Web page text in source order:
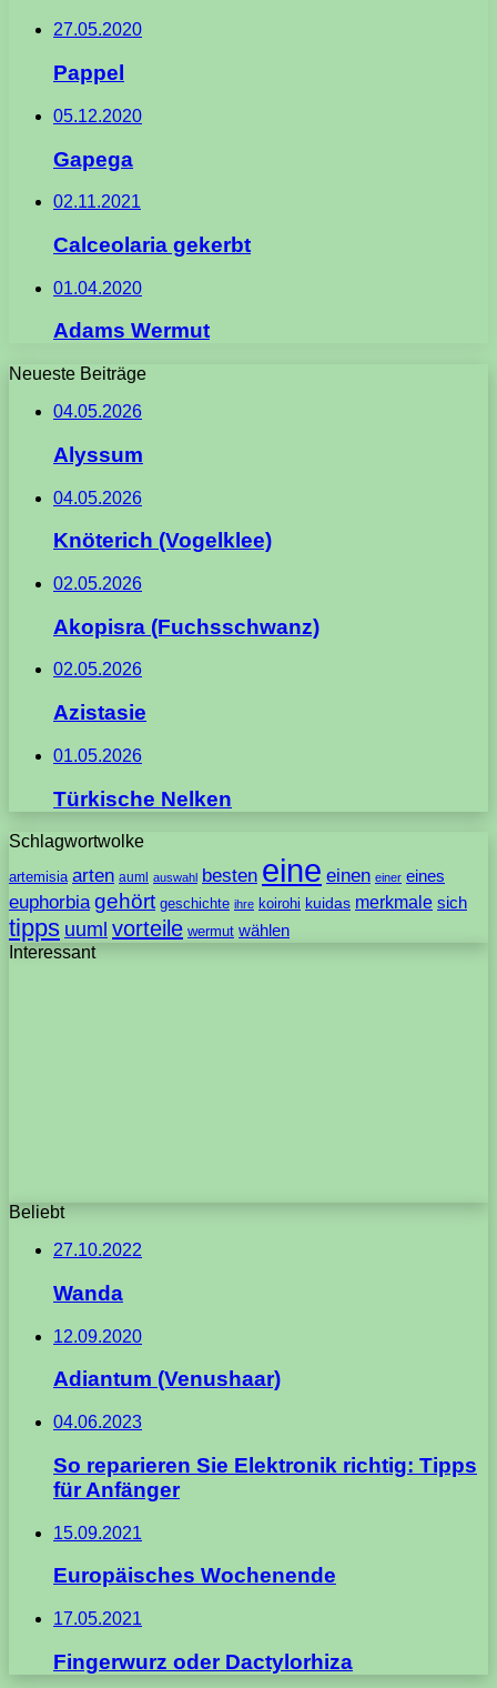
27.05.2020
Pappel
05.12.2020
Gapega
02.11.2021
Calceolaria gekerbt
01.04.2020
Adams Wermut
Neueste Beiträge
04.05.2026
Alyssum
04.05.2026
Knöterich (Vogelklee)
02.05.2026
Akopisra (Fuchsschwanz)
02.05.2026
Azistasie
01.05.2026
Türkische Nelken
Schlagwortwolke
artemisia arten auml auswahl besten eine einen einer eines
euphorbia gehört geschichte ihre koirohi kuidas merkmale sich
tipps uuml vorteile wermut wählen
Interessant
Beliebt
27.10.2022
Wanda
12.09.2020
Adiantum (Venushaar)
04.06.2023
So reparieren Sie Elektronik richtig: Tipps
für Anfänger
15.09.2021
Europäisches Wochenende
17.05.2021
Fingerwurz oder Dactylorhiza